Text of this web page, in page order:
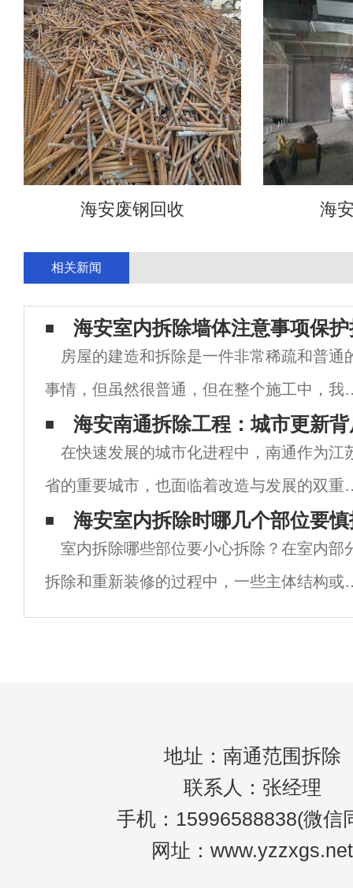
海安废钢回收 海
相关新闻
海安室内拆除墙体注意事项保
房屋的建造和拆除是一件非常稀疏和普通
事情，但虽然很普通，但在整个施工中，我
还有很多事情要注意，比如非常重要的是拆
墙，主要分为室内承重墙拆除，阳台墙南京
店拆除这两点，我们须非常注意拆除过程。
海安南通拆除工程：城市更新
在快速发展的城市化进程中，南通作为江
省的重要城市，也面临着改造与发展的双重
战。在这一过程中，拆除工程作为城市更新
重要环节，逐渐受到社会各界的广泛关注。
文将围绕南通拆除工程展开，详细解析其重
性
海安室内拆除时哪几个部位要
室内拆除哪些部位要小心拆除？在室内部
拆除和重新装修的过程中，一些主体结构或
体应仔细拆除，否则容易影响整个建筑的使
地址：南通范围拆除
联系人：张经理
手机：15996588838(微信
网址：www.yzzxgs.net